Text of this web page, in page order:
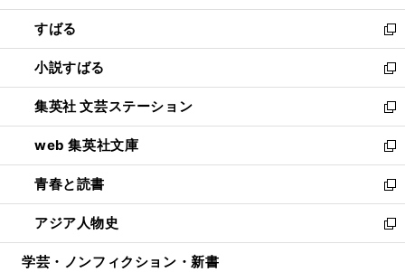
開
く
ウ
で
開
く
ン
ド
ウ
で
開
く
すばる
新
し
い
ウ
ィ
ン
ド
ウ
で
開
く
小説すばる
新
し
い
ウ
ィ
ン
ド
ウ
で
開
集英社 文芸ステーション
新
し
い
ウ
ィ
ン
ド
ウ
web 集英社文庫
新
し
い
ウ
ィ
ン
青春と読書
新
し
い
ウ
アジア人物史
新
し
学芸・ノンフィクション・新書